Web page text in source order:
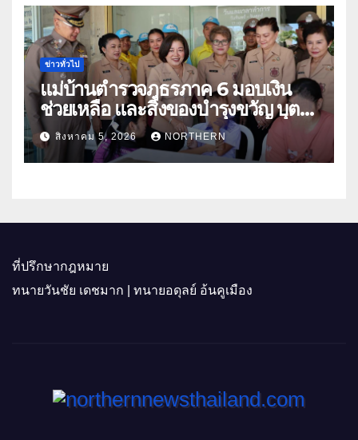
ข่าวทั่วไป
แม่บ้านตำรวจภูธรภาค 6 มอบเงิน
ช่วยเหลือ และสิ่งของบำรุงขวัญ บุตร-
ธิดา ข้าราชการตำรวจจังหวัด
อุทัยธานี
สิงหาคม 5, 2026 NORTHERN
ที่ปรึกษากฎหมาย
ทนายวันชัย เดชมาก | ทนายอดุลย์ อ้นคูเมือง